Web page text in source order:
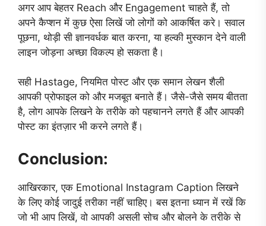
अगर आप बेहतर Reach और Engagement चाहते हैं, तो
अपने कैप्शन में कुछ ऐसा लिखें जो लोगों को आकर्षित करे। सवाल
पूछना, थोड़ी सी ज्ञानवर्धक बात करना, या हल्की मुस्कान देने वाली
लाइन जोड़ना अच्छा विकल्प हो सकता है।
सही Hastage, नियमित पोस्ट और एक समान लेखन शैली
आपकी प्रोफाइल को और मजबूत बनाते हैं। जैसे-जैसे समय बीतता
है, लोग आपके लिखने के तरीके को पहचानने लगते हैं और आपकी
पोस्ट का इंतज़ार भी करने लगते हैं।
Conclusion:
आखिरकार, एक Emotional Instagram Caption लिखने
के लिए कोई जादुई तरीका नहीं चाहिए। बस इतना ध्यान में रखें कि
जो भी आप लिखें, वो आपकी असली सोच और बोलने के तरीके से